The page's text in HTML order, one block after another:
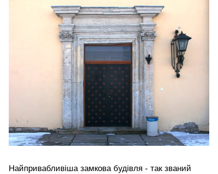
Найпривабливіша замкова будівля - так званий